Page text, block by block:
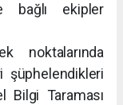
bağlı ekipler
noktalarında
şüphelendikleri
Bilgi Taraması